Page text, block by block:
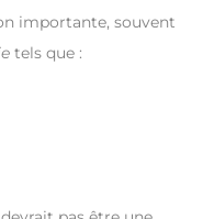
importante, souvent
tels que :